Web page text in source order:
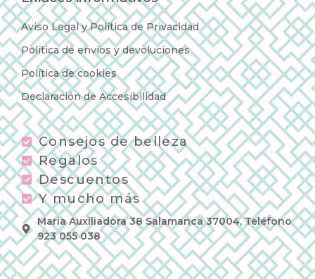
Aviso Legal y Política de Privacidad
Política de envíos y devoluciones
Política de cookies
Declaración de Accesibilidad
Consejos de belleza
Regalos
Descuentos
Y mucho más
Maria Auxiliadora 38 Salamanca 37004, Teléfono
923 055 038